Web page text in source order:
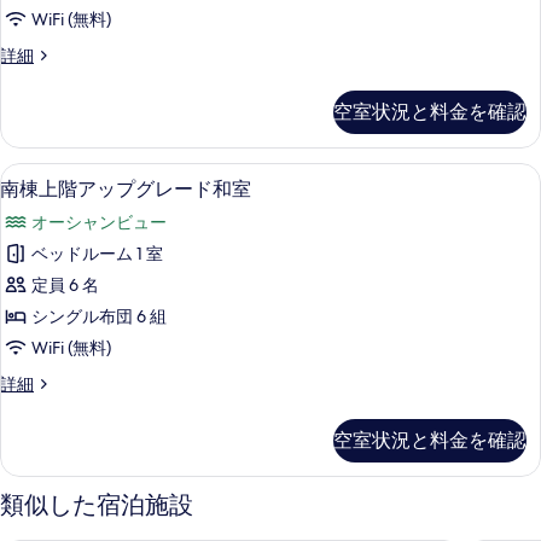
禁
煙
べ
て
の
写
真
を
表
示
す
ェ
付
禁
細
ダ
ド
和
室
の
す
べ
て
の
写
表
示
WiFi (無料)
詳細
西
ス
タ
ン
ー
ド
和
室
の
詳
細
空室状況と料金を確認
南
上
階
ア
ッ
グ
ー
ド
和
南棟上階アップグレード和室 | ミニ
3
南棟上階アップグレード和室
オーシャンビュー
ベッドルーム 1 室
定員 6 名
シングル布団 6 組
WiFi (無料)
詳細
南
ア
ッ
プ
空室状況と料金を確認
類似した宿泊施設